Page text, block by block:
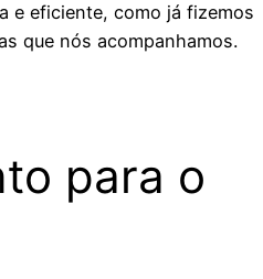
e eficiente, como já fizemos
que nós acompanhamos.
para o